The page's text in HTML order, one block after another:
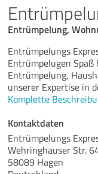
Entrümpelung,
Entrümpelungs
Entrümpelugen
Entrümpelung,
unserer Expertise in
Komplette
Kontaktdaten
Entrümpelungs
Wehringhauser Str.
58089 Hagen